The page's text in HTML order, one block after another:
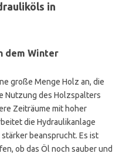
in
dem Winter
große Menge Holz an, die
Nutzung des Holzspalters
Zeiträume mit hoher
die Hydraulikanlage
beansprucht. Es ist
ob das Öl noch sauber und